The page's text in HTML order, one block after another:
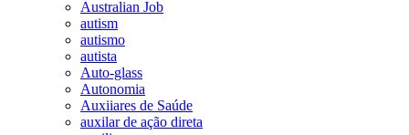
Australian Job
autism
autismo
autista
Auto-glass
Autonomia
Auxiiares de Saúde
auxilar de ação direta